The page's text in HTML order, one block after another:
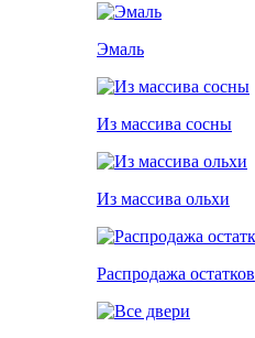
Эмаль
Из массива сосны
Из массива ольхи
Распродажа остатков